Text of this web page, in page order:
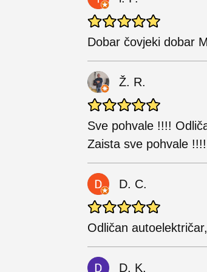
Dobar čovjeki dobar
Ž. R.
Sve pohvale !!!!
Zaista sve pohvale !!!!
D. C.
Odličan
D. K.